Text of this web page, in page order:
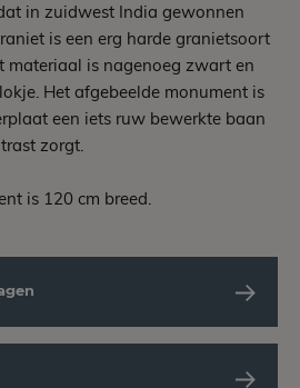
in zuidwest India gewonnen
is een erg harde granietsoort
materiaal is nagenoeg zwart en
Het afgebeelde monument is
een iets ruw bewerkte baan
zorgt.
is 120 cm breed.